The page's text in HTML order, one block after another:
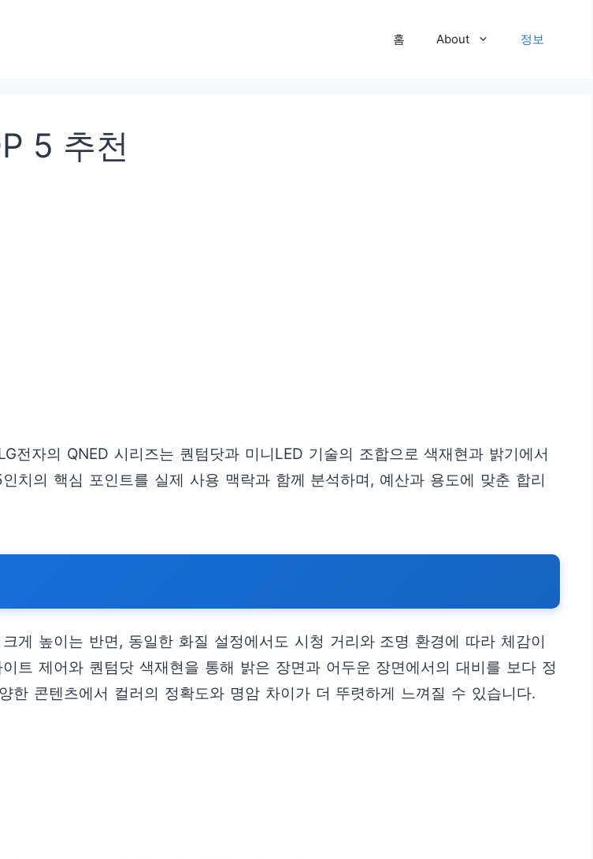
홈 About 정보
5 추천
자의 QNED 시리즈는 퀀텀닷과 미니LED 기술의 조합으로 색재현과 밝기에서
치의 핵심 포인트를 실제 사용 맥락과 함께 분석하며, 예산과 용도에 맞춘 합리
게 높이는 반면, 동일한 화질 설정에서도 시청 거리와 조명 환경에 따라 체감이
트 제어와 퀀텀닷 색재현을 통해 밝은 장면과 어두운 장면에서의 대비를 보다 정
콘텐츠에서 컬러의 정확도와 명암 차이가 더 뚜렷하게 느껴질 수 있습니다.